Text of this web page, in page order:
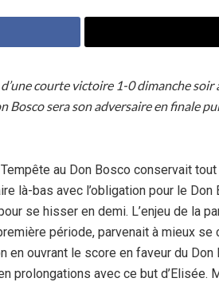
courte victoire 1-0 dimanche
sera son adversaire en finale
au Don Bosco conservait
bas avec l’obligation pour le Don
se hisser en demi. L’enjeu de la
période, parvenait à mieux
ouvrant le score en faveur du
prolongations avec ce but